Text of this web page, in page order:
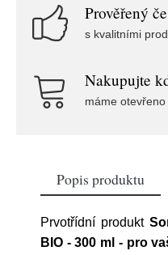
Prověřený
s kvalitními
Nakupujte
máme
Popis produktu
Prvotřídní produkt
BIO - 300 ml - pro